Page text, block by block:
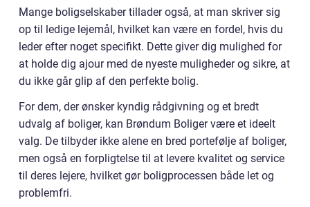
Mange boligselskaber tillader også, at man skriver sig
op til ledige lejemål, hvilket kan være en fordel, hvis du
leder efter noget specifikt. Dette giver dig mulighed for
at holde dig ajour med de nyeste muligheder og sikre, at
du ikke går glip af den perfekte bolig.
For dem, der ønsker kyndig rådgivning og et bredt
udvalg af boliger, kan Brøndum Boliger være et ideelt
valg. De tilbyder ikke alene en bred portefølje af boliger,
men også en forpligtelse til at levere kvalitet og service
til deres lejere, hvilket gør boligprocessen både let og
problemfri.